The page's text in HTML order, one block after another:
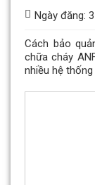
Ngày đăng:
Cách bảo
chữa cháy
nhiều hệ